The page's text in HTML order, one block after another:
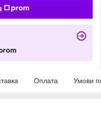
Оплата Умови